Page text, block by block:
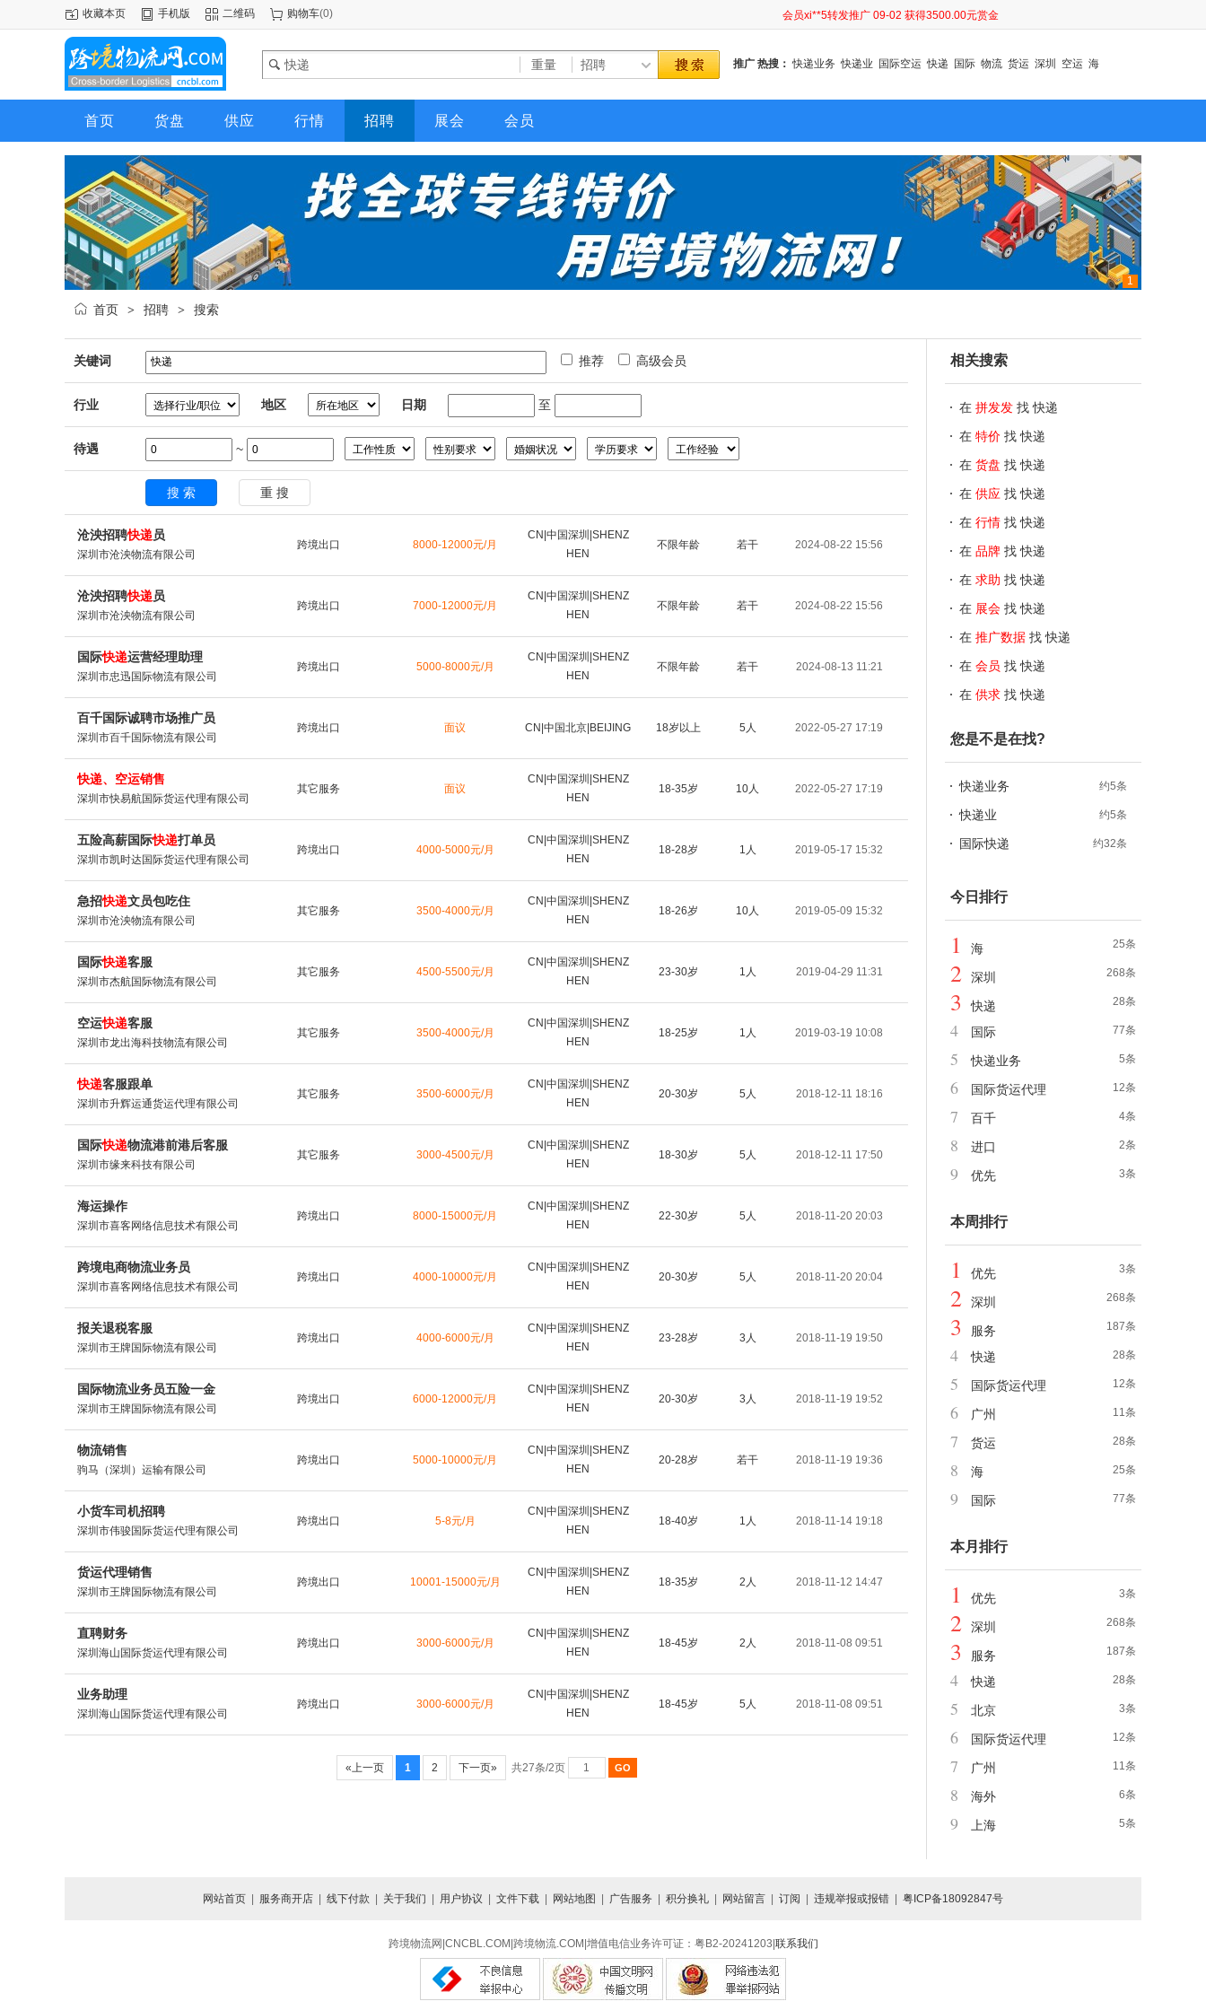
收藏本页 手机版 二维码 购物车(0)
会员xi**5转发推广 09-02 获得3500.00元赏金
会员sm*c转发推广 08-27 获得2000.00元赏金
会员sm*c转发推广 08-27 获得2000.00元赏金
会员sm*c转发推广 08-27 获得1400.00元赏金
会员sm*c转发推广 08-27 获得1400.00元赏金
会员hy*j转发推广 09-02 获得500.00元赏金
会员xi**5转发推广 09-02 获得3500.00元赏金
会员sm*c转发推广 08-31 获得10000.00元赏金
会员sm*c转发推广 08-31 获得9960.00元赏金
会员sm*c转发推广 08-27 获得2000.00元赏金
会员sm*c转发推广 08-27 获得1400.00元赏金
会员sm*c转发推广 08-27 获得2000.00元赏金
推广 热搜： 快递业务 快递业 国际空运 快递 国际 物流 货运 深圳 空运 海
首页 货盘 供应 行情 招聘 展会 会员
1
首页 > 招聘 > 搜索
关键词 推荐 高级会员
行业 地区 日期 至
待遇 ~
沧泱招聘快递员
深圳市沧泱物流有限公司
跨境出口 8000-12000元/月
CN|中国深圳|SHENZ
HEN
不限年龄 若干 2024-08-22 15:56
沧泱招聘快递员
深圳市沧泱物流有限公司
跨境出口 7000-12000元/月
CN|中国深圳|SHENZ
HEN
不限年龄 若干 2024-08-22 15:56
国际快递运营经理助理
深圳市忠迅国际物流有限公司
跨境出口 5000-8000元/月
CN|中国深圳|SHENZ
HEN
不限年龄 若干 2024-08-13 11:21
百千国际诚聘市场推广员
深圳市百千国际物流有限公司
跨境出口 面议 CN|中国北京|BEIJING 18岁以上 5人 2022-05-27 17:19
快递、空运销售
深圳市快易航国际货运代理有限公司
其它服务 面议
CN|中国深圳|SHENZ
HEN
18-35岁 10人 2022-05-27 17:19
五险高薪国际快递打单员
深圳市凯时达国际货运代理有限公司
跨境出口 4000-5000元/月
CN|中国深圳|SHENZ
HEN
18-28岁 1人 2019-05-17 15:32
急招快递文员包吃住
深圳市沧泱物流有限公司
其它服务 3500-4000元/月
CN|中国深圳|SHENZ
HEN
18-26岁 10人 2019-05-09 15:32
国际快递客服
深圳市杰航国际物流有限公司
其它服务 4500-5500元/月
CN|中国深圳|SHENZ
HEN
23-30岁 1人 2019-04-29 11:31
空运快递客服
深圳市龙出海科技物流有限公司
其它服务 3500-4000元/月
CN|中国深圳|SHENZ
HEN
18-25岁 1人 2019-03-19 10:08
快递客服跟单
深圳市升辉运通货运代理有限公司
其它服务 3500-6000元/月
CN|中国深圳|SHENZ
HEN
20-30岁 5人 2018-12-11 18:16
国际快递物流港前港后客服
深圳市缘来科技有限公司
其它服务 3000-4500元/月
CN|中国深圳|SHENZ
HEN
18-30岁 5人 2018-12-11 17:50
海运操作
深圳市喜客网络信息技术有限公司
跨境出口 8000-15000元/月
CN|中国深圳|SHENZ
HEN
22-30岁 5人 2018-11-20 20:03
跨境电商物流业务员
深圳市喜客网络信息技术有限公司
跨境出口 4000-10000元/月
CN|中国深圳|SHENZ
HEN
20-30岁 5人 2018-11-20 20:04
报关退税客服
深圳市王牌国际物流有限公司
跨境出口 4000-6000元/月
CN|中国深圳|SHENZ
HEN
23-28岁 3人 2018-11-19 19:50
国际物流业务员五险一金
深圳市王牌国际物流有限公司
跨境出口 6000-12000元/月
CN|中国深圳|SHENZ
HEN
20-30岁 3人 2018-11-19 19:52
物流销售
驹马（深圳）运输有限公司
跨境出口 5000-10000元/月
CN|中国深圳|SHENZ
HEN
20-28岁 若干 2018-11-19 19:36
小货车司机招聘
深圳市伟骏国际货运代理有限公司
跨境出口 5-8元/月
CN|中国深圳|SHENZ
HEN
18-40岁 1人 2018-11-14 19:18
货运代理销售
深圳市王牌国际物流有限公司
跨境出口 10001-15000元/月
CN|中国深圳|SHENZ
HEN
18-35岁 2人 2018-11-12 14:47
直聘财务
深圳海山国际货运代理有限公司
跨境出口 3000-6000元/月
CN|中国深圳|SHENZ
HEN
18-45岁 2人 2018-11-08 09:51
业务助理
深圳海山国际货运代理有限公司
跨境出口 3000-6000元/月
CN|中国深圳|SHENZ
HEN
18-45岁 5人 2018-11-08 09:51
«上一页 1 2 下一页» 共27条/2页
相关搜索
在 拼发发 找 快递
在 特价 找 快递
在 货盘 找 快递
在 供应 找 快递
在 行情 找 快递
在 品牌 找 快递
在 求助 找 快递
在 展会 找 快递
在 推广数据 找 快递
在 会员 找 快递
在 供求 找 快递
您是不是在找?
约5条
快递业务
约5条
快递业
约32条
国际快递
今日排行
25条
1 海
268条
2 深圳
28条
3 快递
77条
4 国际
5条
5 快递业务
12条
6 国际货运代理
4条
7 百千
2条
8 进口
3条
9 优先
本周排行
3条
1 优先
268条
2 深圳
187条
3 服务
28条
4 快递
12条
5 国际货运代理
11条
6 广州
28条
7 货运
25条
8 海
77条
9 国际
本月排行
3条
1 优先
268条
2 深圳
187条
3 服务
28条
4 快递
3条
5 北京
12条
6 国际货运代理
11条
7 广州
6条
8 海外
5条
9 上海
网站首页 服务商开店 线下付款 关于我们 用户协议 文件下载 网站地图 广告服务 积分换礼 网站留言 订阅 违规举报或报错 粤ICP备18092847号
跨境物流网|CNCBL.COM|跨境物流.COM|增值电信业务许可证：粤B2-20241203| 联系我们